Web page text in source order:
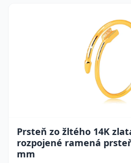
Prsteň zo žltého 14K
rozpojené ramená
mm